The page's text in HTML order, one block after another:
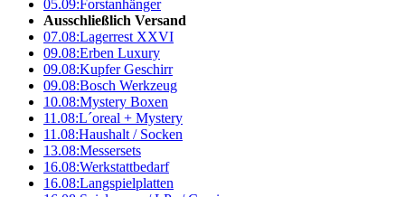
05.09:Forstanhänger
Ausschließlich Versand
07.08:Lagerrest XXVI
09.08:Erben Luxury
09.08:Kupfer Geschirr
09.08:Bosch Werkzeug
10.08:Mystery Boxen
11.08:L´oreal + Mystery
11.08:Haushalt / Socken
13.08:Messersets
16.08:Werkstattbedarf
16.08:Langspielplatten